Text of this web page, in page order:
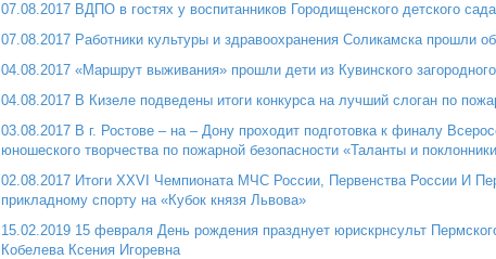
07.08.2017 ВДПО в гостях у воспитанников Городищенского детского сада
07.08.2017 Работники культуры и здравоохранения Соликамска прошли
04.08.2017 «Маршрут выживания» прошли дети из Кувинского
04.08.2017 В Кизеле подведены итоги конкурса на лучший слоган по
03.08.2017 В г. Ростове – на – Дону проходит подготовка к финалу
юношеского творчества по пожарной безопасности «Таланты и
02.08.2017 Итоги XXVI Чемпионата МЧС России, Первенства России И
прикладному спорту на «Кубок князя Львова»
15.02.2019 15 февраля День рождения празднует юрискрнсульт
Кобелева Ксения Игоревна